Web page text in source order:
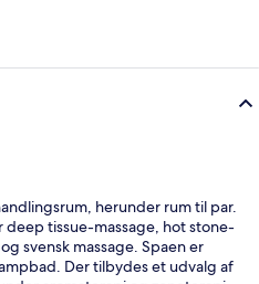
herunder rum til par.
tissue-massage, hot stone-
svensk massage. Spaen er
Der tilbydes et udvalg af